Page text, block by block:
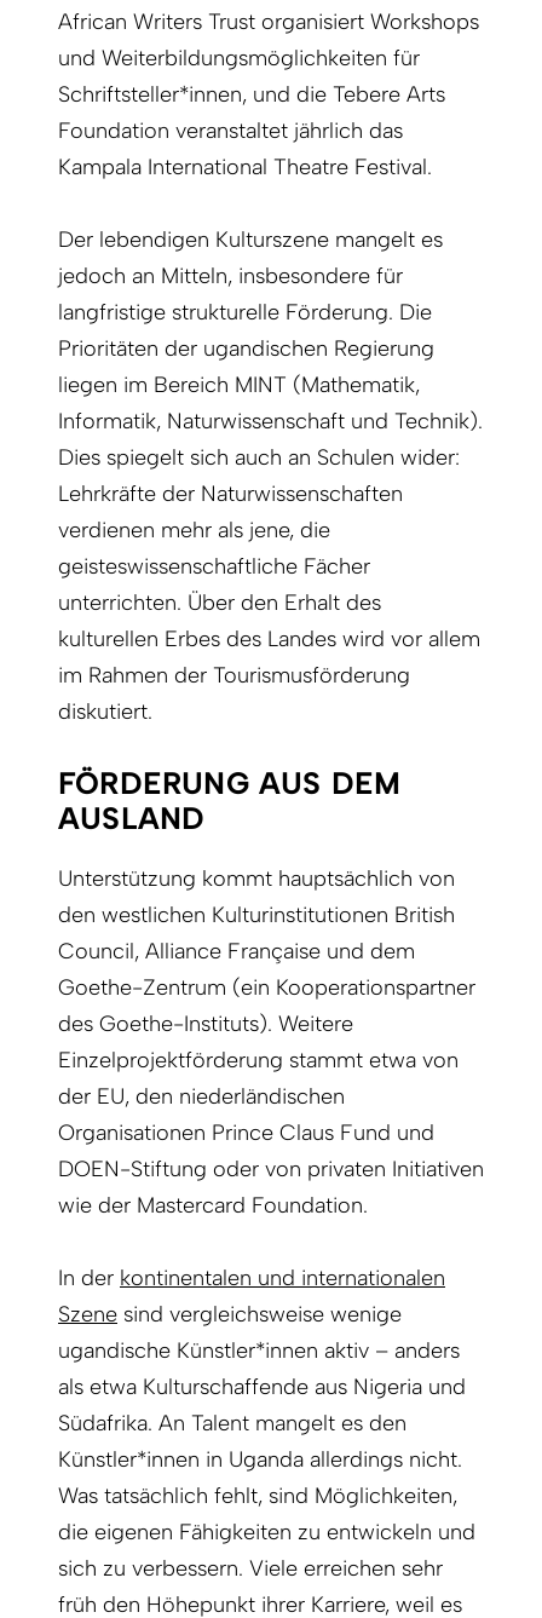
African Writers Trust organisiert Workshops
und Weiterbildungsmöglichkeiten für
Schriftsteller*innen, und die Tebere Arts
Foundation veranstaltet jährlich das
Kampala International Theatre Festival.
Der lebendigen Kulturszene mangelt es
jedoch an Mitteln, insbesondere für
langfristige strukturelle Förderung. Die
Prioritäten der ugandischen Regierung
liegen im Bereich MINT (Mathematik,
Informatik, Naturwissenschaft und Technik).
Dies spiegelt sich auch an Schulen wider:
Lehrkräfte der Naturwissenschaften
verdienen mehr als jene, die
geisteswissenschaftliche Fächer
unterrichten. Über den Erhalt des
kulturellen Erbes des Landes wird vor allem
im Rahmen der Tourismusförderung
diskutiert.
FÖRDERUNG AUS DEM
AUSLAND
Unterstützung kommt hauptsächlich von
den westlichen Kulturinstitutionen British
Council, Alliance Française und dem
Goethe-Zentrum (ein Kooperationspartner
des Goethe-Instituts). Weitere
Einzelprojektförderung stammt etwa von
der EU, den niederländischen
Organisationen Prince Claus Fund und
DOEN-Stiftung oder von privaten Initiativen
wie der Mastercard Foundation.
In der kontinentalen und internationalen
Szene sind vergleichsweise wenige
ugandische Künstler*innen aktiv – anders
als etwa Kulturschaffende aus Nigeria und
Südafrika. An Talent mangelt es den
Künstler*innen in Uganda allerdings nicht.
Was tatsächlich fehlt, sind Möglichkeiten,
die eigenen Fähigkeiten zu entwickeln und
sich zu verbessern. Viele erreichen sehr
früh den Höhepunkt ihrer Karriere, weil es